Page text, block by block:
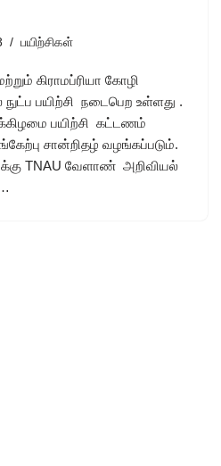
பயிற்சிகள்
கிராமப்ரியா கோழி
பயிற்சி நடைபெற உள்ளது .
பயிற்சி கட்டணம்
சான்றிதழ் வழங்கப்படும்.
TNAU வேளாண் அறிவியல்